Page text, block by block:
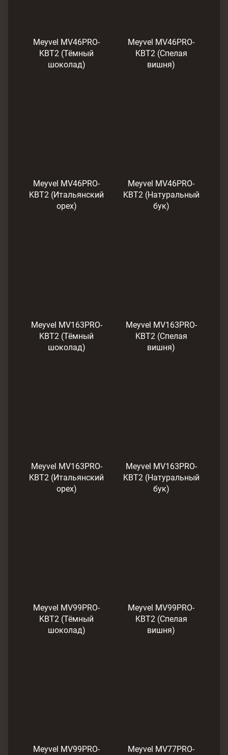
Meyvel MV46PRO-
KBT2 (Тёмный
шоколад)
Meyvel MV46PRO-
KBT2 (Спелая
вишня)
Meyvel MV46PRO-
KBT2 (Итальянский
орех)
Meyvel MV46PRO-
KBT2 (Натуральный
бук)
Meyvel MV163PRO-
KBT2 (Тёмный
шоколад)
Meyvel MV163PRO-
KBT2 (Спелая
вишня)
Meyvel MV163PRO-
KBT2 (Итальянский
орех)
Meyvel MV163PRO-
KBT2 (Натуральный
бук)
Meyvel MV99PRO-
KBT2 (Тёмный
шоколад)
Meyvel MV99PRO-
KBT2 (Спелая
вишня)
Meyvel MV99PRO-
Meyvel MV77PRO-